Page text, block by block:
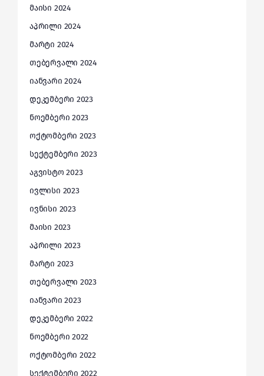
მაისი 2024
აპრილი 2024
მარტი 2024
თებერვალი 2024
იანვარი 2024
დეკემბერი 2023
ნოემბერი 2023
ოქტომბერი 2023
სექტემბერი 2023
აგვისტო 2023
ივლისი 2023
ივნისი 2023
მაისი 2023
აპრილი 2023
მარტი 2023
თებერვალი 2023
იანვარი 2023
დეკემბერი 2022
ნოემბერი 2022
ოქტომბერი 2022
სექტემბერი 2022